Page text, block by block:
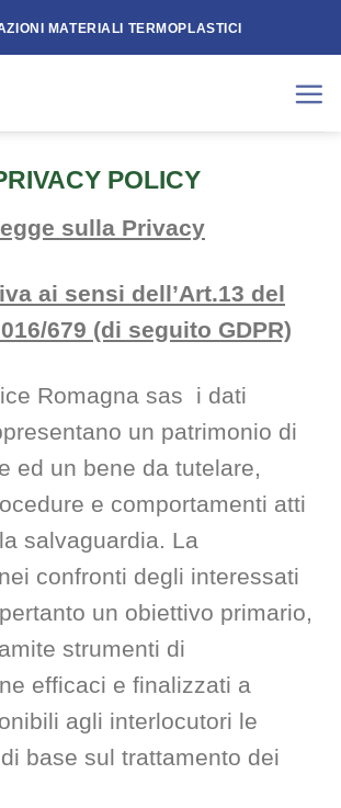
MATERIALI TERMOPLASTICI
POLICY
sulla Privacy
ai sensi dell’Art.13 del
679 (di seguito GDPR)
Romagna sas i dati
un patrimonio di
ed un bene da tutelare,
e comportamenti atti
salvaguardia. La
confronti degli interessati
un obiettivo primario,
strumenti di
efficaci e finalizzati a
agli interlocutori le
base sul trattamento dei